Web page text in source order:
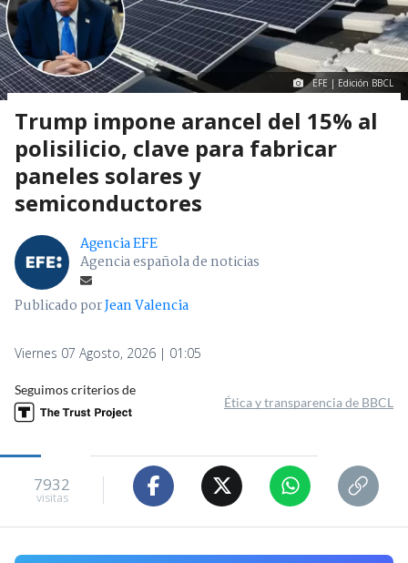
EFE | Edición BBCL
Trump impone arancel del 15% al
polisilicio, clave para fabricar
paneles solares y
semiconductores
Agencia EFE
Agencia española de noticias
Publicado porJean Valencia
Viernes 07 Agosto, 2026 | 01:05
Seguimos criterios de
Ética y transparencia de BBCL
7932
visitas